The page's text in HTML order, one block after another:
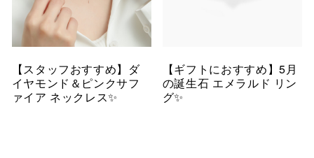
【スタッフおすすめ】ダ
イヤモンド＆ピンクサフ
ァイア ネックレス✨
【ギフトにおすすめ】5月
の誕生石 エメラルド リン
グ✨